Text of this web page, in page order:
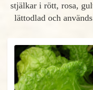
stjälkar i rött, rosa,
lättodlad och